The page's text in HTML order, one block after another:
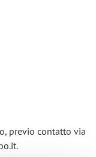
previo contatto via